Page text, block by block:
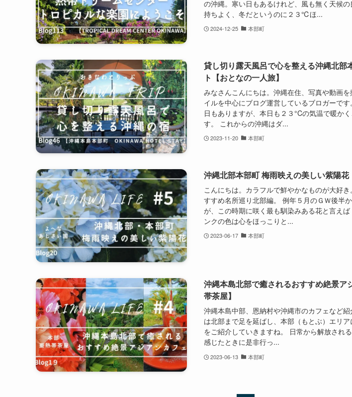
の沖縄。寒い日もあるけれど、風も無く天候
持ちよく、冬だというのに２３℃ほ...
2024-12-25 本部町
貸し切り露天風呂で心を整える沖縄北部
ト【おとなの一人旅】
みなさんこんにちは。沖縄在住、写真や動画
イルを中心にブログ運営しているブロガーで
日もありますが、本日も２３°Cの気温で暖か
す。 これからの沖縄はダ...
2023-11-20 本部町
沖縄北部本部町 梅雨映えの美しい紫陽花
こんにちは。カラフルで鮮やかなものが大好
すすめ名所巡り北部編。 例年５月のＧＷ後半
が、この時期に咲く最も馴染みある花と言え
ンクの色は心をほっこりと...
2023-06-17 本部町
沖縄本島北部で癒されるおすすめ絶景ア
帯茶屋】
沖縄本島中部、恩納村や沖縄市のカフェなど
は北部まで足を延ばし、本部（もとぶ）エリ
をご紹介していきますね。 日常から解放され
感じたときに是非行っ...
2023-06-13 本部町